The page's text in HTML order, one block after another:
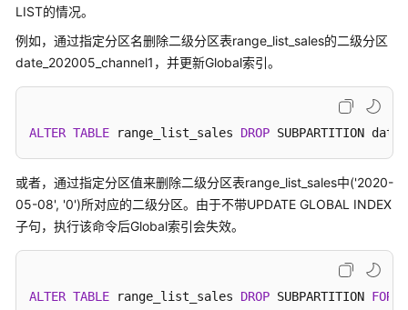
务
告
产
介
计
费
说
明
快
LIST的情况。
例如，通过指定分区名删除二级分区表range_list_sales的二级分区
date_202005_channel1，并更新Global索引。
ALTER TABLE range_list_sales DROP SUBPARTITION
或者，通过指定分区值来删除二级分区表range_list_sales中('2020-
05-08', '0')所对应的二级分区。由于不带UPDATE GLOBAL INDEX
子句，执行该命令后Global索引会失效。
ALTER TABLE range_list_sales DROP SUBPARTITION FOR